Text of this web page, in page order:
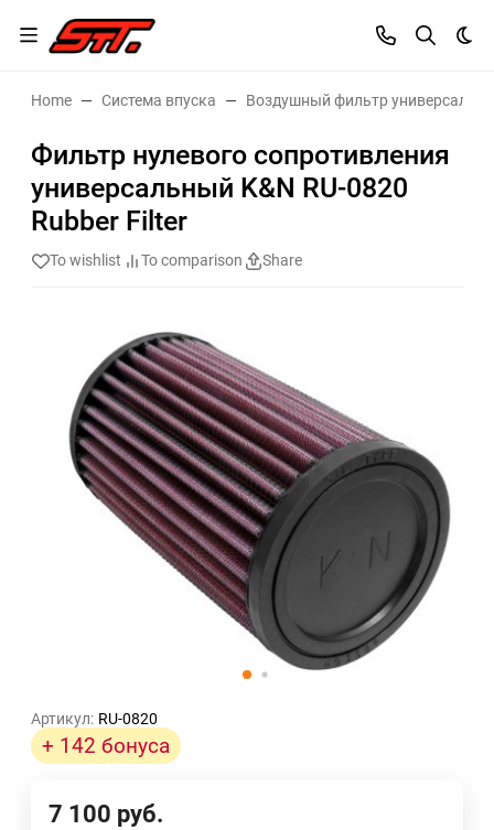
Home Система впуска Воздушный фильтр
Фильтр нулевого сопротивления
универсальный K&N RU-0820
Rubber Filter
To wishlist To comparison Share
Артикул: RU-0820
+ 142 бонуса
7 100 руб.